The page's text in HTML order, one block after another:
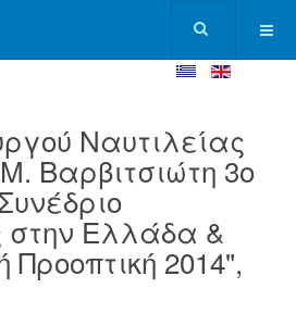
Ναυτιλείας
Μ. Βαρβιτσιώτη 3ο
στην Ελλάδα &
2014",